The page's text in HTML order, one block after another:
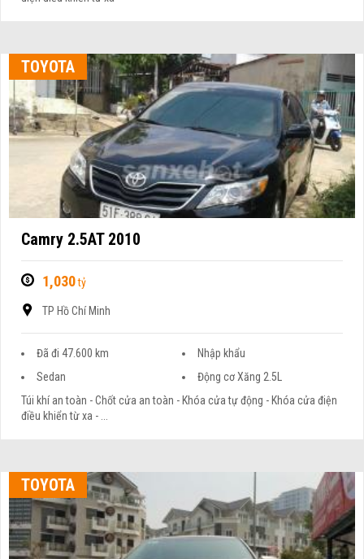
TOYOTA
Camry 2.5AT 2010
1,030tỷ
TP Hồ Chí Minh
Đã đi 47.600 km
Nhập khẩu
Sedan
Động cơ Xăng 2.5L
Túi khí an toàn - Chốt cửa an toàn - Khóa cửa tự động - Khóa cửa điện
điều khiển từ xa - ...
TOYOTA